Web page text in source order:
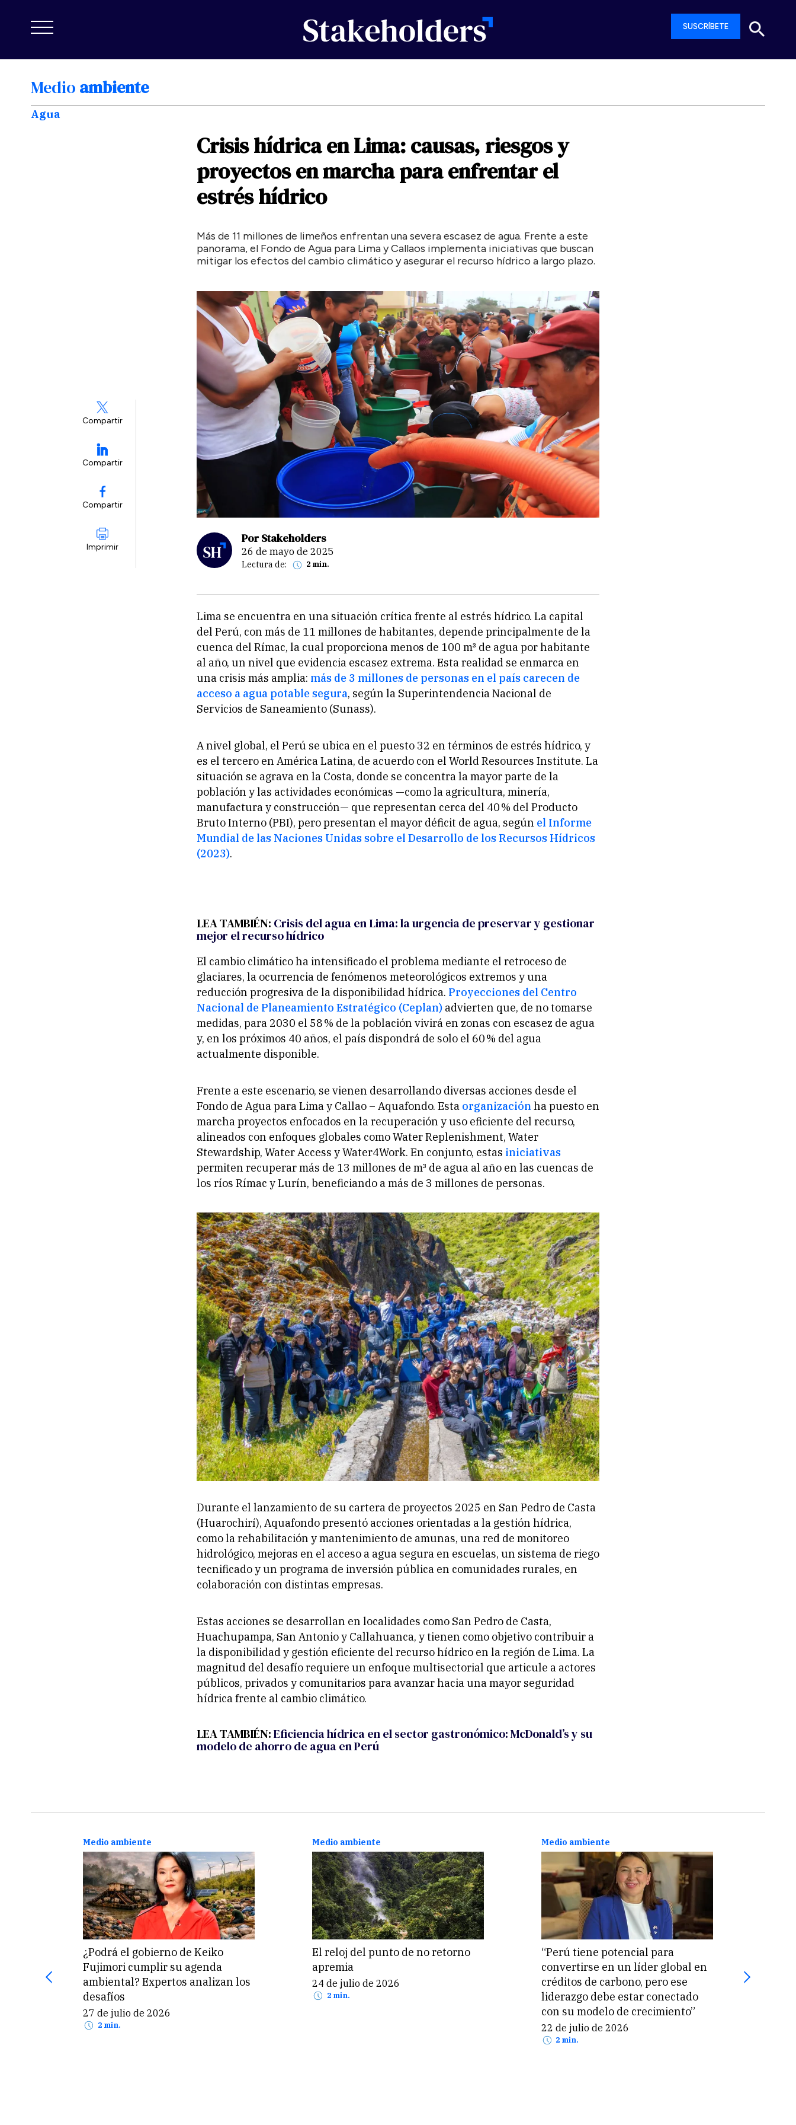
SUSCRÍBETE
Medio ambiente
Agua
Compartir
Compartir
Compartir
Imprimir
CrisishídricaenLima:causas, riesgosy
proyectosenmarchaparaenfrentarel
estréshídrico
Más de 11 millones de limeños enfrentan una severa escasez de agua. Frente a este
panorama, el Fondo de Agua para Lima y Callaos implementa iniciativas que buscan
mitigar los efectos del cambio climático y asegurar el recurso hídrico a largo plazo.
Por Stakeholders
26 de mayo de 2025
Lectura de: 2 min.
Lima se encuentra en una situación crítica frente al estrés hídrico. La capital
del Perú, con más de 11 millones de habitantes, depende principalmente de la
cuenca del Rímac, la cual proporciona menos de 100 m³ de agua por habitante
al año, un nivel que evidencia escasez extrema. Esta realidad se enmarca en
una crisis más amplia: más de 3 millones de personas en el país carecen de
acceso a agua potable segura, según la Superintendencia Nacional de
Servicios de Saneamiento (Sunass).
A nivel global, el Perú se ubica en el puesto 32 en términos de estrés hídrico, y
es el tercero en América Latina, de acuerdo con el World Resources Institute. La
situación se agrava en la Costa, donde se concentra la mayor parte de la
población y las actividades económicas —como la agricultura, minería,
manufactura y construcción— que representan cerca del 40 % del Producto
Bruto Interno (PBI), pero presentan el mayor déficit de agua, según el Informe
Mundial de las Naciones Unidas sobre el Desarrollo de los Recursos Hídricos
(2023).
LEA TAMBIÉN: Crisis del agua en Lima: la urgencia de preservar y gestionar
mejor el recurso hídrico
El cambio climático ha intensificado el problema mediante el retroceso de
glaciares, la ocurrencia de fenómenos meteorológicos extremos y una
reducción progresiva de la disponibilidad hídrica. Proyecciones del Centro
Nacional de Planeamiento Estratégico (Ceplan) advierten que, de no tomarse
medidas, para 2030 el 58 % de la población vivirá en zonas con escasez de agua
y, en los próximos 40 años, el país dispondrá de solo el 60 % del agua
actualmente disponible.
Frente a este escenario, se vienen desarrollando diversas acciones desde el
Fondo de Agua para Lima y Callao – Aquafondo. Esta organización ha puesto en
marcha proyectos enfocados en la recuperación y uso eficiente del recurso,
alineados con enfoques globales como Water Replenishment, Water
Stewardship, Water Access y Water4Work. En conjunto, estas iniciativas
permiten recuperar más de 13 millones de m³ de agua al año en las cuencas de
los ríos Rímac y Lurín, beneficiando a más de 3 millones de personas.
Durante el lanzamiento de su cartera de proyectos 2025 en San Pedro de Casta
(Huarochirí), Aquafondo presentó acciones orientadas a la gestión hídrica,
como la rehabilitación y mantenimiento de amunas, una red de monitoreo
hidrológico, mejoras en el acceso a agua segura en escuelas, un sistema de riego
tecnificado y un programa de inversión pública en comunidades rurales, en
colaboración con distintas empresas.
Estas acciones se desarrollan en localidades como San Pedro de Casta,
Huachupampa, San Antonio y Callahuanca, y tienen como objetivo contribuir a
la disponibilidad y gestión eficiente del recurso hídrico en la región de Lima. La
magnitud del desafío requiere un enfoque multisectorial que articule a actores
públicos, privados y comunitarios para avanzar hacia una mayor seguridad
hídrica frente al cambio climático.
LEA TAMBIÉN:Eficiencia hídrica en el sector gastronómico: McDonald’s y su
modelo de ahorro de agua en Perú
Medio ambiente
¿Podrá el gobierno de Keiko
Fujimori cumplir su agenda
ambiental? Expertos analizan los
desafíos
27 de julio de 2026
2 min.
Medio ambiente
El reloj del punto de no retorno
apremia
24 de julio de 2026
2 min.
Medio ambiente
“Perú tiene potencial para
convertirse en un líder global en
créditos de carbono, pero ese
liderazgo debe estar conectado
con su modelo de crecimiento”
22 de julio de 2026
2 min.